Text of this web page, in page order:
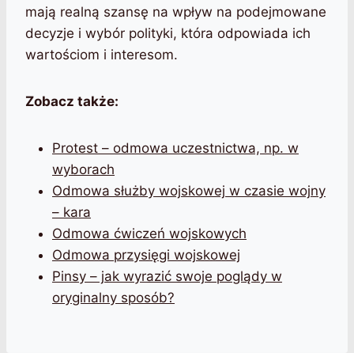
mają realną szansę na wpływ na podejmowane
decyzje i wybór polityki, która odpowiada ich
wartościom i interesom.
Zobacz także:
Protest – odmowa uczestnictwa, np. w
wyborach
Odmowa służby wojskowej w czasie wojny
– kara
Odmowa ćwiczeń wojskowych
Odmowa przysięgi wojskowej
Pinsy – jak wyrazić swoje poglądy w
oryginalny sposób?